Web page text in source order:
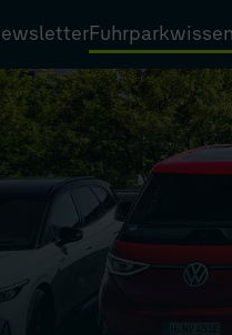
Fuhrparkwissen